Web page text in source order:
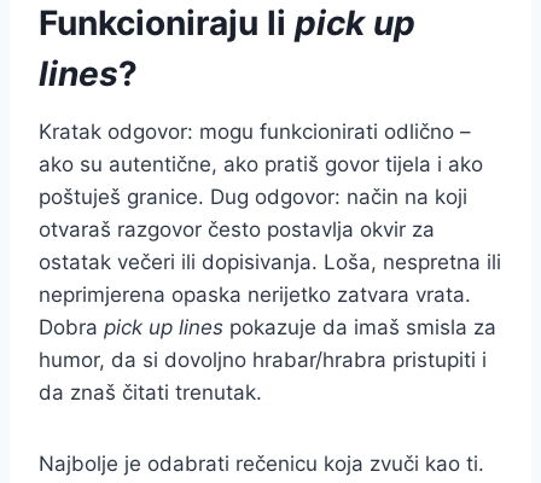
Funkcioniraju li pick up
lines?
Kratak odgovor: mogu funkcionirati odlično –
ako su autentične, ako pratiš govor tijela i ako
poštuješ granice. Dug odgovor: način na koji
otvaraš razgovor često postavlja okvir za
ostatak večeri ili dopisivanja. Loša, nespretna ili
neprimjerena opaska nerijetko zatvara vrata.
Dobra pick up lines pokazuje da imaš smisla za
humor, da si dovoljno hrabar/hrabra pristupiti i
da znaš čitati trenutak.
Najbolje je odabrati rečenicu koja zvuči kao ti.